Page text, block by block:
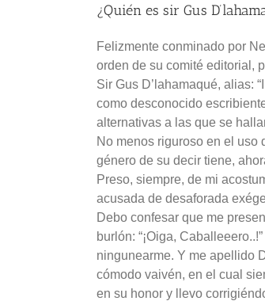
¿Quién es sir Gus
Felizmente conminado por
orden de su comité editorial,
Sir Gus D’lahamaqué, alias:
como desconocido
alternativas a las que se
No menos riguroso en el
género de su decir tiene,
Preso, siempre, de mi
acusada de desaforada
Debo confesar que me
burlón: “¡Oiga,
ningunearme. Y me apellido
cómodo vaivén, en el cual
en su honor y llevo